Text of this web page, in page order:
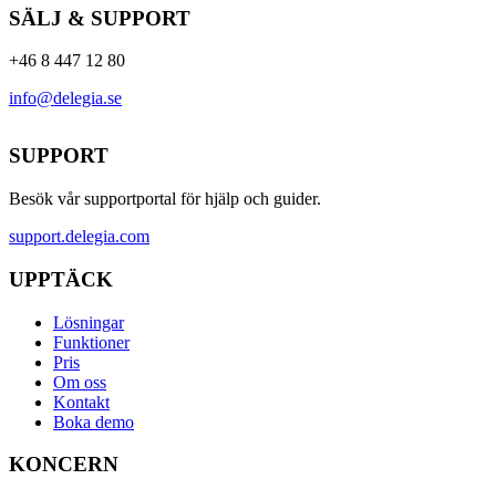
SÄLJ & SUPPORT
+46 8 447 12 80
info@delegia.se
SUPPORT
Besök vår supportportal för hjälp och guider.
support.delegia.com
UPPTÄCK
Lösningar
Funktioner
Pris
Om oss
Kontakt
Boka demo
KONCERN